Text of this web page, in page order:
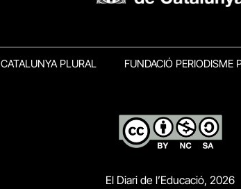
CATALUNYA PLURAL FUNDACIÓ PERIODISME
El Diari de l’Educació, 2026